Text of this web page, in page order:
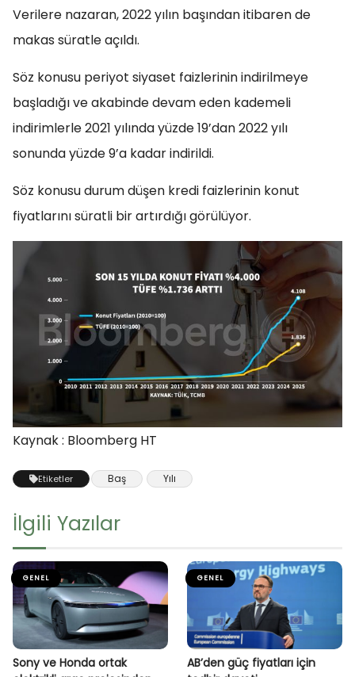
Verilere nazaran, 2022 yılın başından itibaren de
makas süratle açıldı.
Söz konusu periyot siyaset faizlerinin indirilmeye
başladığı ve akabinde devam eden kademeli
indirimlerle 2021 yılında yüzde 19’dan 2022 yılı
sonunda yüzde 9’a kadar indirildi.
Söz konusu durum düşen kredi faizlerinin konut
fiyatlarını süratli bir artırdığı görülüyor.
Kaynak : Bloomberg HT
Etiketler Baş Yılı
İlgili Yazılar
GENEL
Sony ve Honda ortak
GENEL
AB’den güç fiyatları için